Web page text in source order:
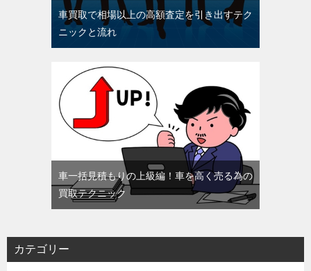
車買取で相場以上の高額査定を引き出すテク
ニックと流れ
車一括見積もりの上級編！車を高く売る為の
買取テクニック
カテゴリー